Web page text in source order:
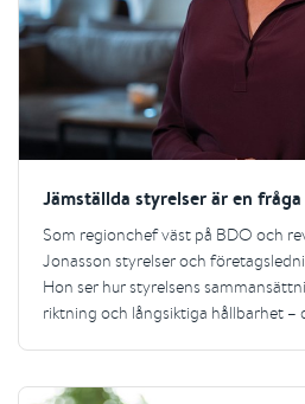
Jämställda styrelser är en
Som regionchef väst på BDO och
Jonasson styrelser och
Hon ser hur styrelsens
riktning och långsiktiga hållbarhet